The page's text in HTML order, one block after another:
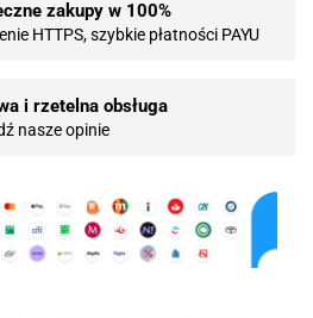
zakupy w 100%
HTTPS, szybkie płatności PAYU
i rzetelna obsługa
nasze opinie